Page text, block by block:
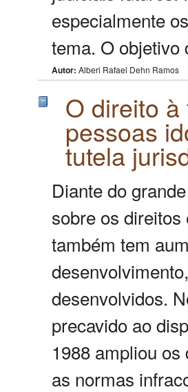
especialmente
tema. O objetivo
Autor: Alberi Rafael Dehn Ramos
O direito
pessoas
tutela
Diante do
sobre os
também tem
desenvolvidos.
precavido ao
1988 ampliou
as normas